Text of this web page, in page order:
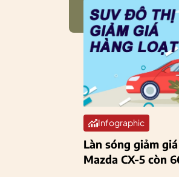
Infographic
Làn sóng giảm
Mazda CX-5 còn